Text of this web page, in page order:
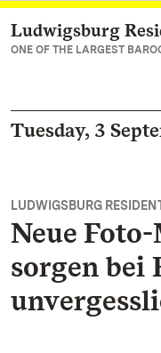
Navigate to main
Ludwigsburg
ONE OF THE LARGEST
Tuesday, 3
LUDWIGSBURG
Neue
sorgen bei